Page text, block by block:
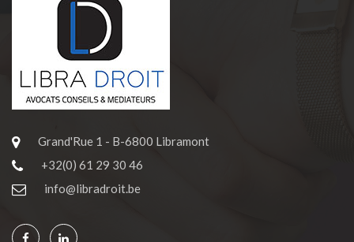
Grand'Rue 1 - B-6800 Libramont
+32(0) 61 29 30 46
info@libradroit.be